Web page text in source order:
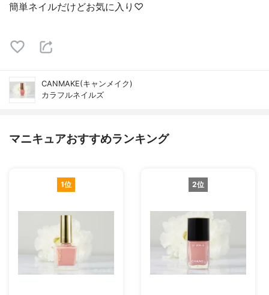
簡単ネイルだけどお気に入り♡
CANMAKE(キャンメイク)
カラフルネイルズ
マニキュアおすすめランキング
1位 2位